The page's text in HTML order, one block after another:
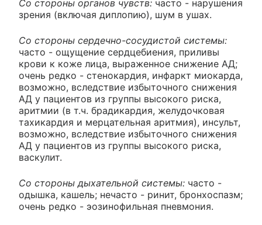
Со стороны органов чувств: часто - нарушения
зрения (включая диплопию), шум в ушах.
Со стороны сердечно-сосудистой системы:
часто - ощущение сердцебиения, приливы
крови к коже лица, выраженное снижение АД;
очень редко - стенокардия, инфаркт миокарда,
возможно, вследствие избыточного снижения
АД у пациентов из группы высокого риска,
аритмии (в т.ч. брадикардия, желудочковая
тахикардия и мерцательная аритмия), инсульт,
возможно, вследствие избыточного снижения
АД у пациентов из группы высокого риска,
васкулит.
Со стороны дыхательной системы: часто -
одышка, кашель; нечасто - ринит, бронхоспазм;
очень редко - эозинофильная пневмония.